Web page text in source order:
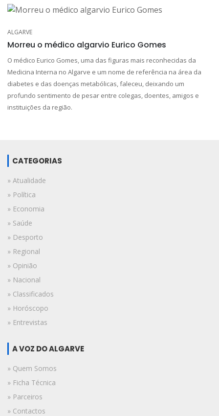
ALGARVE
Morreu o médico algarvio Eurico Gomes
O médico Eurico Gomes, uma das figuras mais reconhecidas da
Medicina Interna no Algarve e um nome de referência na área da
diabetes e das doenças metabólicas, faleceu, deixando um
profundo sentimento de pesar entre colegas, doentes, amigos e
instituições da região.
CATEGORIAS
» Atualidade
» Política
» Economia
» Saúde
» Desporto
» Regional
» Opinião
» Nacional
» Classificados
» Horóscopo
» Entrevistas
A VOZ DO ALGARVE
» Quem Somos
» Ficha Técnica
» Parceiros
» Contactos